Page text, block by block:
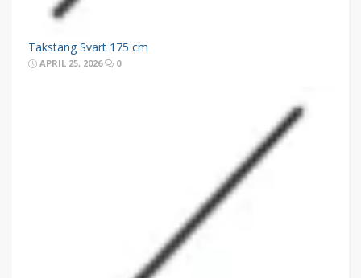
Takstang Svart 175 cm
APRIL 25, 2026 0